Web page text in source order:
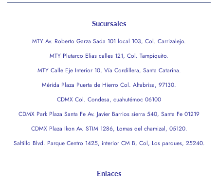
Sucursales
MTY Av. Roberto Garza Sada 101 local 103, Col. Carrizalejo.
MTY Plutarco Elias calles 121, Col. Tampiquito.
MTY Calle Eje Interior 10, Vía Cordillera, Santa Catarina.
Mérida Plaza Puerta de Hierro Col. Altabrisa, 97130.
CDMX Col. Condesa, cuahutémoc 06100
CDMX Park Plaza Santa Fe Av. Javier Barrios sierra 540, Santa Fe 01219
CDMX Plaza Ikon Av. STIM 1286, Lomas del chamizal, 05120.
Saltillo Blvd. Parque Centro 1425, interior CM B, Col, Los parques, 25240.
Enlaces